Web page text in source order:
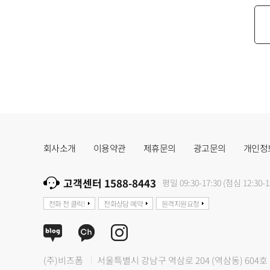
회사소개 이용약관 제휴문의 광고문의 개인
고객센터 1588-8443 평일 09:30-17:30 (점심 12:30-
전화 전 클릭! 전화상담 예약 원격지원요청
(주)비즈폼 서울특별시 강남구 역삼로 204 (역삼동) 604호